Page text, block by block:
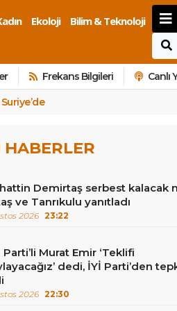
Ekoloji
Bilim & Teknoloji
Frekans Bilgileri Canlı
HABERLER
Demirtaş serbest kalacak
ve Tanrıkulu yanıtladı
2026 23:22
Parti’li Murat Emir ‘Teklifi
dedi, İYİ Parti’den
2026 22:30